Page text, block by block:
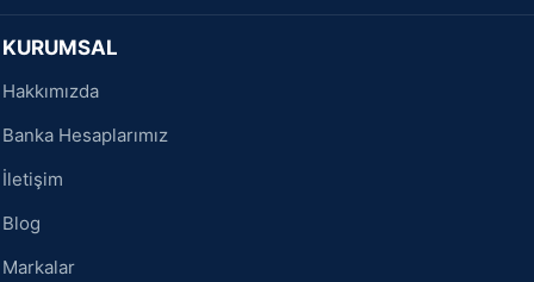
KURUMSAL
Hakkımızda
Banka Hesaplarımız
İletişim
Blog
Markalar